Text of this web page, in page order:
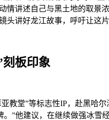
情讲述自己与黑土地的取景
头讲好龙江故事，呼吁让这
刻板印象
教堂”等标志性IP，赴黑哈
”他建议，在继续做强冰雪